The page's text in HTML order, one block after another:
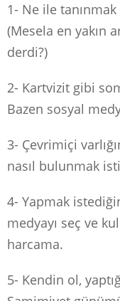
1- Ne ile
(Mesela en yakın
derdi?)
2- Kartvizit gibi
Bazen sosyal
3- Çevrimiçi
nasıl bulunmak
4- Yapmak
medyayı seç ve
harcama.
5- Kendin ol,